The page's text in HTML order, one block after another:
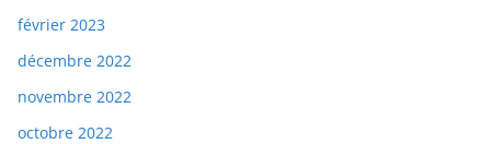
février 2023
décembre 2022
novembre 2022
octobre 2022